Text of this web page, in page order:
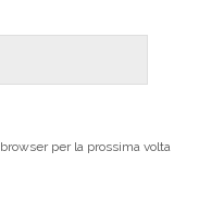
per la prossima volta